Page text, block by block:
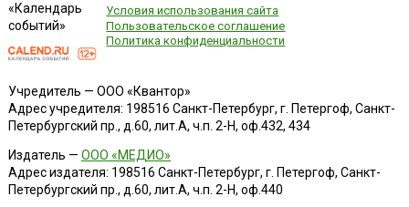
«Календарь
событий»
Условия использования сайта
Пользовательское соглашение
Политика конфиденциальности
Учредитель — ООО «Квантор»
Адрес учредителя: 198516 Санкт-Петербург, г. Петергоф, Санкт-
Петербургский пр., д.60, лит.А, ч.п. 2-Н, оф.432, 434
Издатель — ООО «МЕДИО»
Адрес издателя: 198516 Санкт-Петербург, г. Петергоф, Санкт-
Петербургский пр., д.60, лит.А, ч.п. 2-Н, оф.440